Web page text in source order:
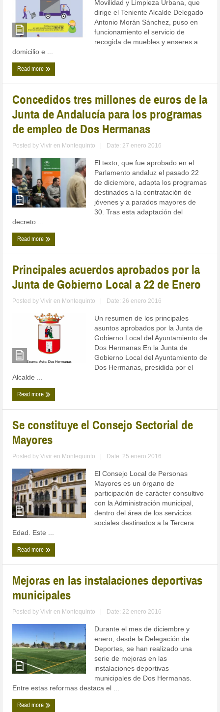
Movilidad y Limpieza Urbana, que
dirige el Teniente Alcalde Delegado
Antonio Morán Sánchez, puso en
funcionamiento el servicio de
recogida de muebles y enseres a
domicilio e ...
Read more
Concedidos tres millones de euros de la
Junta de Andalucía para los programas
de empleo de Dos Hermanas
Posted byVivir en Montequinto Date: 27 enero 2016
El texto, que fue aprobado en el
Parlamento andaluz el pasado 22
de diciembre, adapta los programas
destinados a la contratación de
jóvenes y a parados mayores de
30. Tras esta adaptación del
decreto ...
Read more
Principales acuerdos aprobados por la
Junta de Gobierno Local a 22 de Enero
Posted byVivir en Montequinto Date: 26 enero 2016
Un resumen de los principales
asuntos aprobados por la Junta de
Gobierno Local del Ayuntamiento de
Dos Hermanas En la Junta de
Gobierno Local del Ayuntamiento de
Dos Hermanas, presidida por el
Alcalde ...
Read more
Se constituye el Consejo Sectorial de
Mayores
Posted byVivir en Montequinto Date: 25 enero 2016
El Consejo Local de Personas
Mayores es un órgano de
participación de carácter consultivo
con la Administración municipal,
dentro del área de los servicios
sociales destinados a la Tercera
Edad. Este ...
Read more
Mejoras en las instalaciones deportivas
municipales
Posted byVivir en Montequinto Date: 22 enero 2016
Durante el mes de diciembre y
enero, desde la Delegación de
Deportes, se han realizado una
serie de mejoras en las
instalaciones deportivas
municipales de Dos Hermanas.
Entre estas reformas destaca el ...
Read more